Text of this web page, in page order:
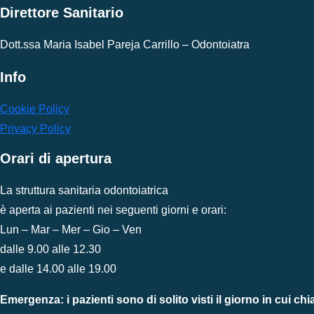
Direttore Sanitario
Dott.ssa Maria Isabel Pareja Carrillo – Odontoiatra
Info
Cookie Policy
Privacy Policy
Orari di apertura
La struttura sanitaria odontoiatrica
è aperta ai pazienti nei seguenti giorni e orari:
Lun – Mar – Mer – Gio – Ven
dalle 9.00 alle 12.30
e dalle 14.00 alle 19.00
Emergenza: i pazienti sono di solito visti il giorno in cui